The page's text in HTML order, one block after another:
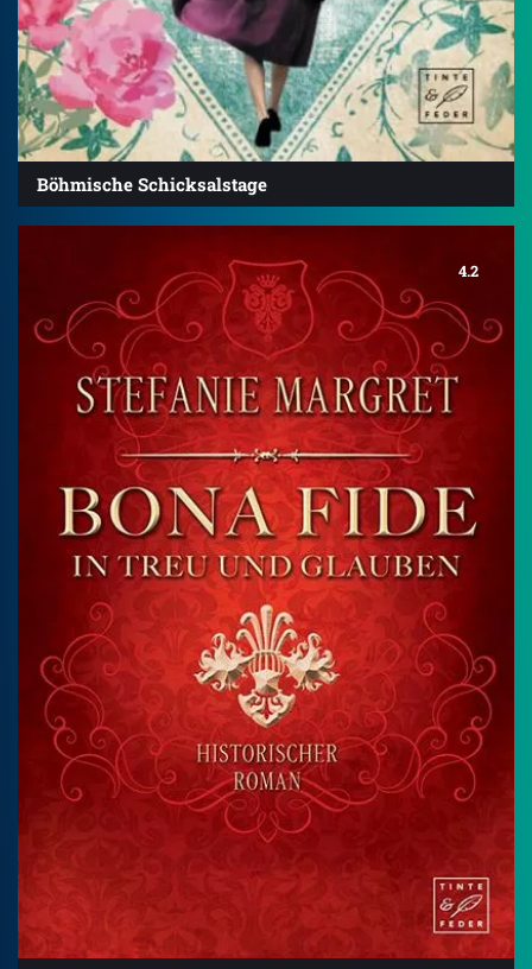
Böhmische Schicksalstage
4.2